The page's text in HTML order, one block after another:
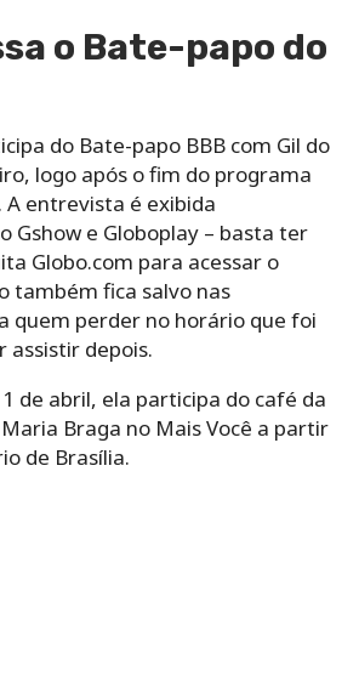
o Bate-papo do
do Bate-papo BBB com Gil do
logo após o fim do programa
A entrevista é exibida
Gshow e Globoplay – basta ter
Globo.com para acessar o
também fica salvo nas
quem perder no horário que foi
assistir depois.
de abril, ela participa do café da
Braga no Mais Você a partir
de Brasília.